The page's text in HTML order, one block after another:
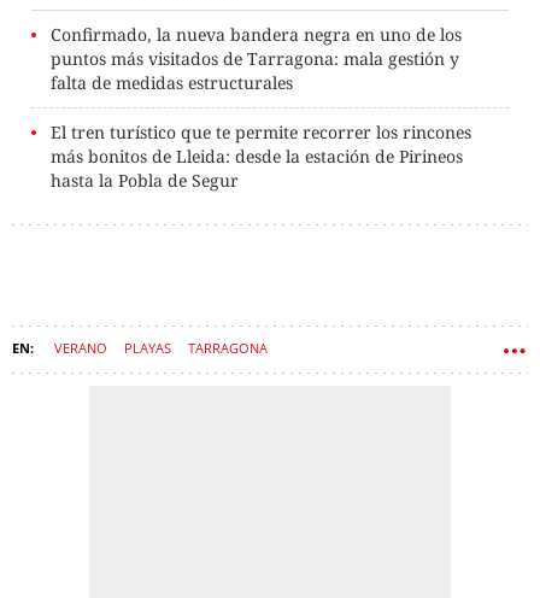
Confirmado, la nueva bandera negra en uno de los
puntos más visitados de Tarragona: mala gestión y
falta de medidas estructurales
El tren turístico que te permite recorrer los rincones
más bonitos de Lleida: desde la estación de Pirineos
hasta la Pobla de Segur
VERANO PLAYAS TARRAGONA